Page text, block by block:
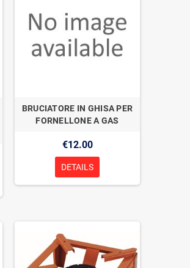
BRUCIATORE IN GHISA PER
FORNELLONE A GAS
€12.00
DETAILS